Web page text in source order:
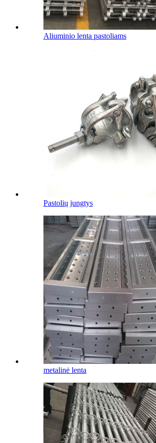
Aliuminio lenta pastoliams
Pastolių jungtys
metalinė lenta